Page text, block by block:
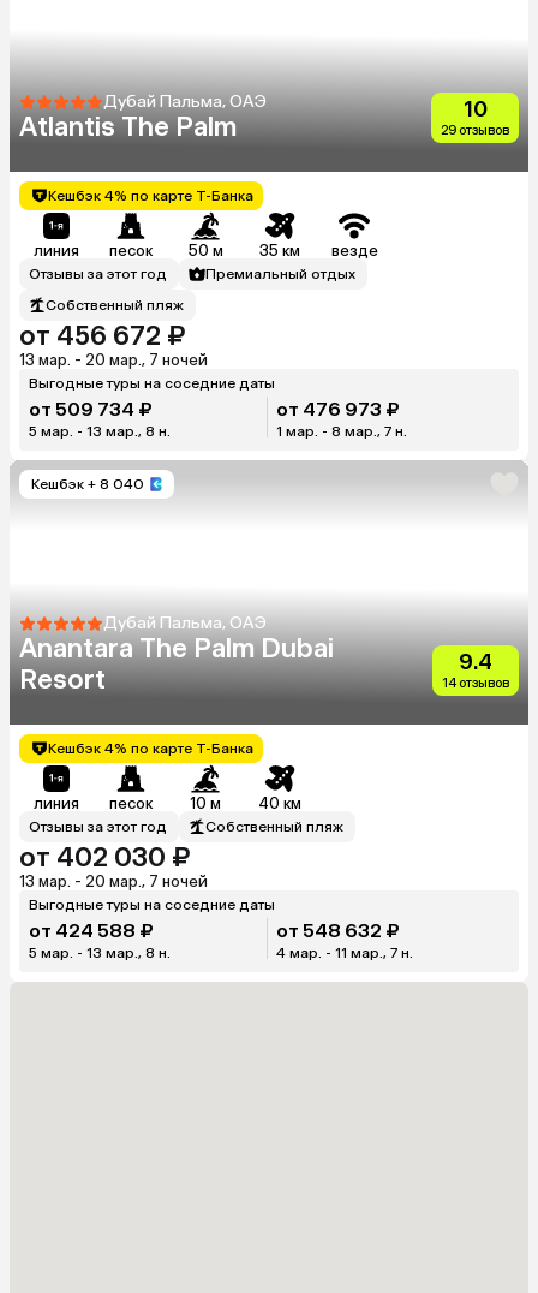
Дубай Пальма, ОАЭ
Atlantis The Palm
10
29 отзывов
Кешбэк 4% по карте Т-Банка
линия песок 50 м 35 км везде
Отзывы за этот год
Премиальный отдых
Собственный пляж
от 456 672 ₽
13 мар. - 20 мар., 7 ночей
Выгодные туры на соседние даты
от 509 734 ₽
5 мар. - 13 мар., 8 н.
от 476 973 ₽
1 мар. - 8 мар., 7 н.
Кешбэк + 8 040
Дубай Пальма, ОАЭ
Anantara The Palm Dubai
Resort
9.4
14 отзывов
Кешбэк 4% по карте Т-Банка
линия песок 10 м 40 км
Отзывы за этот год Собственный пляж
от 402 030 ₽
13 мар. - 20 мар., 7 ночей
Выгодные туры на соседние даты
от 424 588 ₽
5 мар. - 13 мар., 8 н.
от 548 632 ₽
4 мар. - 11 мар., 7 н.